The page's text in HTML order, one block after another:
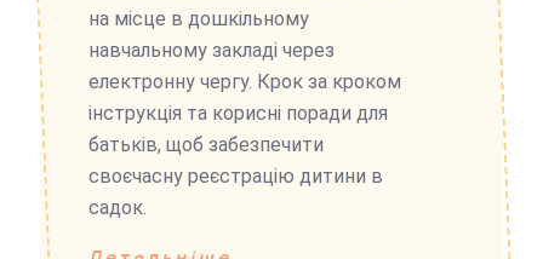
на місце в дошкільному
навчальному закладі через
електронну чергу. Крок за кроком
інструкція та корисні поради для
батьків, щоб забезпечити
своєчасну реєстрацію дитини в
садок.